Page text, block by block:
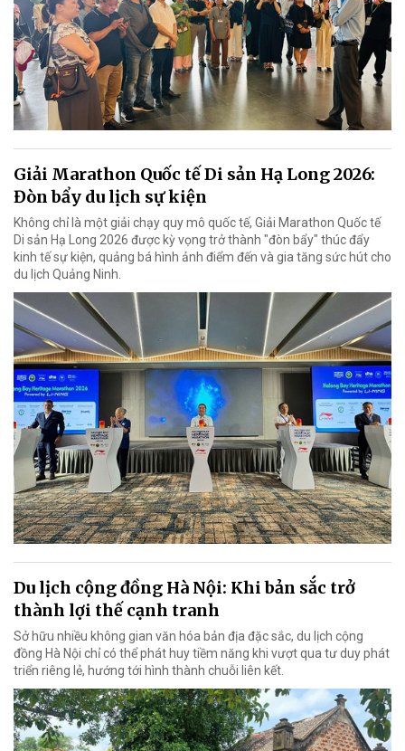
Giải Marathon Quốc tế Di sản Hạ Long 2026:
Đòn bẩy du lịch sự kiện
Không chỉ là một giải chạy quy mô quốc tế, Giải Marathon Quốc tế
Di sản Hạ Long 2026 được kỳ vọng trở thành "đòn bẩy" thúc đẩy
kinh tế sự kiện, quảng bá hình ảnh điểm đến và gia tăng sức hút cho
du lịch Quảng Ninh.
Du lịch cộng đồng Hà Nội: Khi bản sắc trở
thành lợi thế cạnh tranh
Sở hữu nhiều không gian văn hóa bản địa đặc sắc, du lịch cộng
đồng Hà Nội chỉ có thể phát huy tiềm năng khi vượt qua tư duy phát
triển riêng lẻ, hướng tới hình thành chuỗi liên kết.